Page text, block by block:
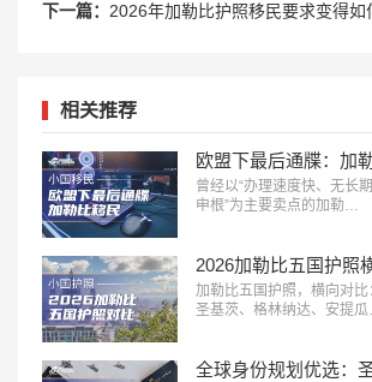
下一篇： 2026年加勒比护照移民要求变得如何了
相关推荐
曾经以“办理速度快、无长
申根”为主要卖点的加勒…
加勒比五国护照，横向对比
圣基茨、格林纳达、安提